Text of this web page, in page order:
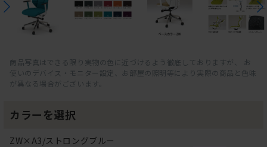
商品写真はできる限り実物の色に近づけるよう徹底しておりますが、 お
使いのデバイス・モニター設定、お部屋の照明等により実際の商品と色味
が異なる場合がございます。
カラーを選択
ZW×A3/ストロングブルー